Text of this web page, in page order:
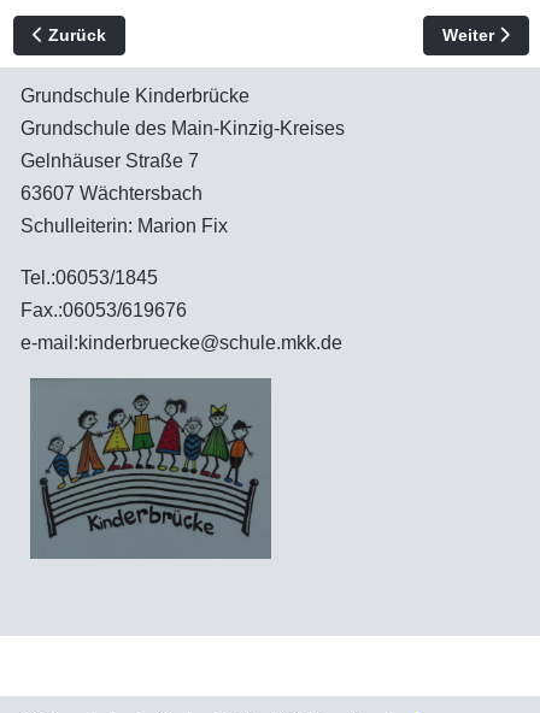
Vorheriger Beitrag: So finden Sie uns - Wegbeschreibung
Zurück Nächster
Weiter
Grundschule Kinderbrücke
Grundschule des Main-Kinzig-Kreises
Gelnhäuser Straße 7
63607 Wächtersbach
Schulleiterin: Marion Fix
Tel.:06053/1845
Fax.:06053/619676
e-mail:kinderbruecke@schule.mkk.de